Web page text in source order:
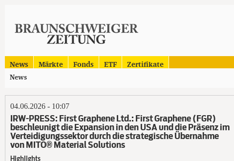
News Märkte Fonds ETF Zertifikate
News
04.06.2026 - 10:07
IRW-PRESS: First Graphene Ltd.: First Graphene (FGR)
beschleunigt die Expansion in den USA und die Präsenz im
Verteidigungssektor durch die strategische Übernahme
von MITO® Material Solutions
Highlights